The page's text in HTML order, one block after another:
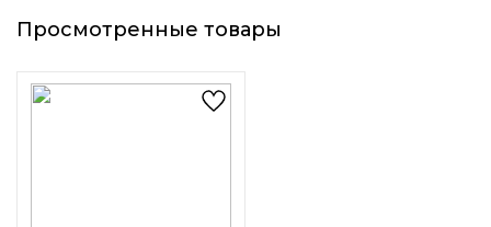
Просмотренные товары